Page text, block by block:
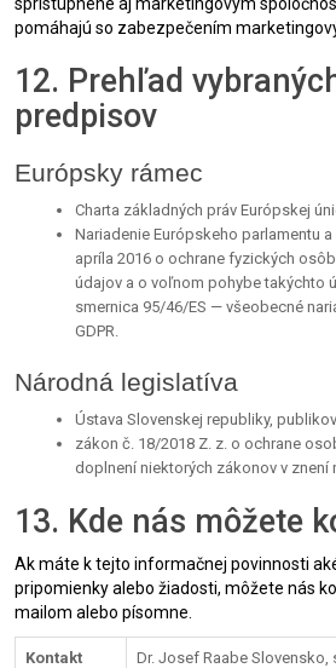
pomáhajú so zabezpečením
12. Prehľad
predpisov
Európsky rámec
Charta základných práv Európskej
Nariadenie Európskeho parlamentu a
apríla 2016 o ochrane fyzických
údajov a o voľnom pohybe takýchto
smernica 95/46/ES — všeobecné
GDPR.
Národná legislatíva
Ústava Slovenskej republiky,
zákon č. 18/2018 Z. z. o ochrane
doplnení niektorých zákonov v
13. Kde nás môžete
Ak máte k tejto informačnej povinnosti
pripomienky alebo žiadosti, môžete nás
mailom alebo písomne.
Kontakt
Dr. Josef Raabe Slovensko,